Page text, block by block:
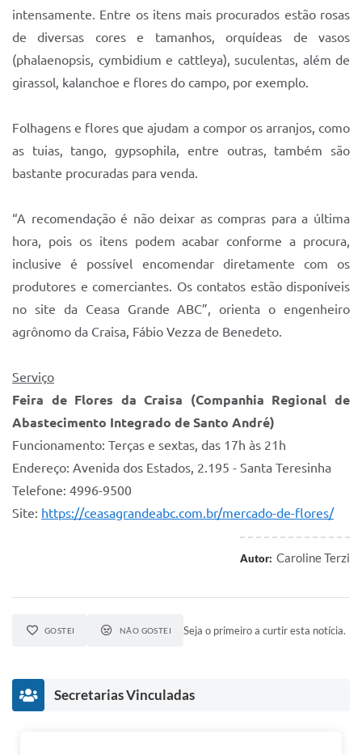
intensamente. Entre os itens mais procurados estão rosas
de diversas cores e tamanhos, orquídeas de vasos
(phalaenopsis, cymbidium e cattleya), suculentas, além de
girassol, kalanchoe e flores do campo, por exemplo.
Folhagens e flores que ajudam a compor os arranjos, como
as tuias, tango, gypsophila, entre outras, também são
bastante procuradas para venda.
“A recomendação é não deixar as compras para a última
hora, pois os itens podem acabar conforme a procura,
inclusive é possível encomendar diretamente com os
produtores e comerciantes. Os contatos estão disponíveis
no site da Ceasa Grande ABC”, orienta o engenheiro
agrônomo da Craisa, Fábio Vezza de Benedeto.
Serviço
Feira de Flores da Craisa (Companhia Regional de
Abastecimento Integrado de Santo André)
Funcionamento: Terças e sextas, das 17h às 21h
Endereço: Avenida dos Estados, 2.195 - Santa Teresinha
Telefone: 4996-9500
Site: https://ceasagrandeabc.com.br/mercado-de-flores/
Autor: Caroline Terzi
GOSTEI NÃO GOSTEI Seja o primeiro a curtir esta notícia.
Secretarias Vinculadas